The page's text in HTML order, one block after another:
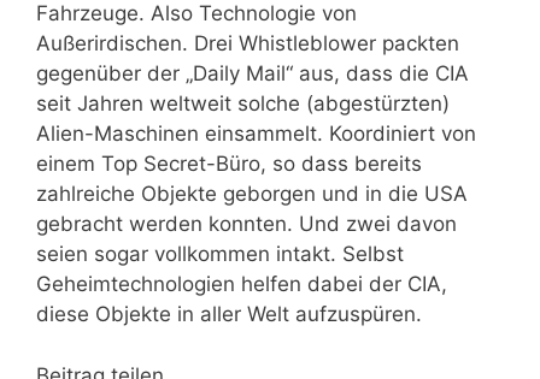
Fahrzeuge. Also Technologie von
Außerirdischen. Drei Whistleblower packten
gegenüber der „Daily Mail“ aus, dass die CIA
seit Jahren weltweit solche (abgestürzten)
Alien-Maschinen einsammelt. Koordiniert von
einem Top Secret-Büro, so dass bereits
zahlreiche Objekte geborgen und in die USA
gebracht werden konnten. Und zwei davon
seien sogar vollkommen intakt. Selbst
Geheimtechnologien helfen dabei der CIA,
diese Objekte in aller Welt aufzuspüren.